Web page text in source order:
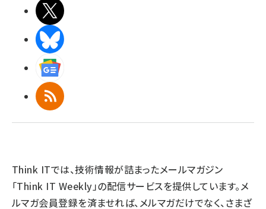
RSS
Think ITでは、技術情報が詰まったメールマガジン
「Think IT Weekly」の配信サービスを提供しています。メ
ルマガ会員登録を済ませれば、メルマガだけでなく、さまざ